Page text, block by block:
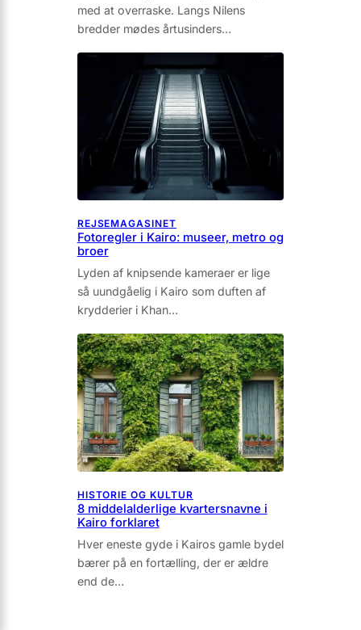
med at overraske. Langs Nilens
bredder mødes årtusinders…
REJSEMAGASINET
Fotoregler i Kairo: museer, metro og
broer
Lyden af knipsende kameraer er lige
så uundgåelig i Kairo som duf­ten af
krydderier i Khan…
HISTORIE OG KULTUR
8 middelalderlige kvartersnavne i
Kairo forklaret
Hver eneste gyde i Kairos gamle bydel
bærer på en fortælling, der er ældre
end de…